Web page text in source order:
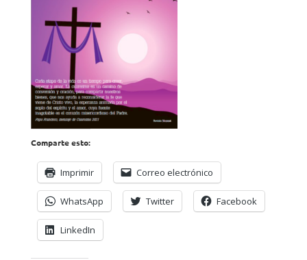
Comparte esto:
Imprimir Correo electrónico
WhatsApp Twitter Facebook
LinkedIn